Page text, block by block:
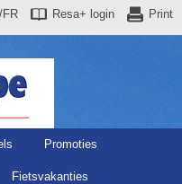
Print
Resa+ login
FR
Promoties
Fietsvakanties